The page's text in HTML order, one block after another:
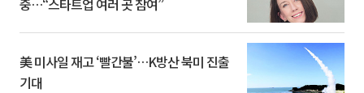
중…“스타트업 여러 곳 참여”
美 미사일 재고 ‘빨간불’…K방산 북미 진출
기대